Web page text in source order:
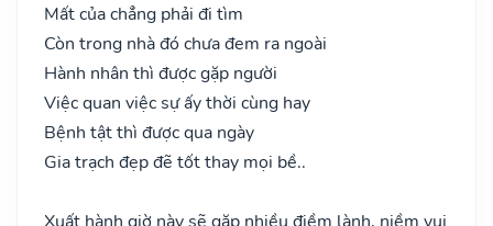
Mất của chẳng phải đi tìm
Còn trong nhà đó chưa đem ra ngoài
Hành nhân thì được gặp người
Việc quan việc sự ấy thời cùng hay
Bệnh tật thì được qua ngày
Gia trạch đẹp đẽ tốt thay mọi bề..